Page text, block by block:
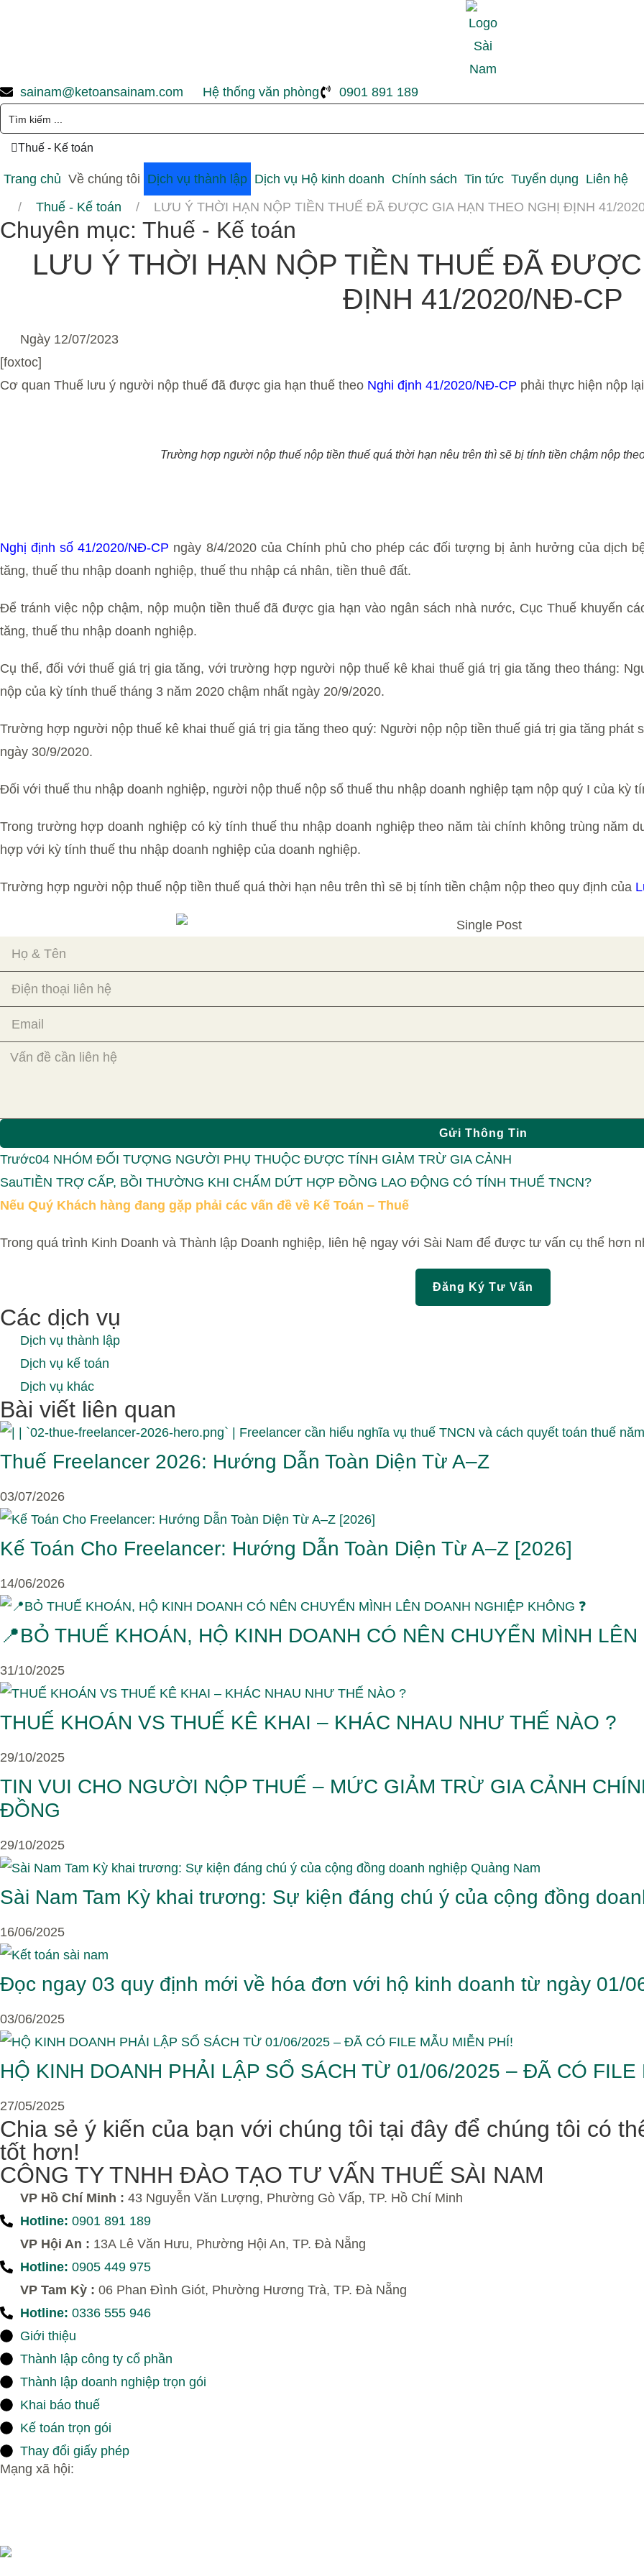
sainam@ketoansainam.com Hệ thống văn phòng 0901 891 189
Thuế - Kế toán
Trang chủ Về chúng tôi Dịch vụ thành lập Dịch vụ Hộ kinh doanh Chính sách Tin tức Tuyển dụng Liên hệ
Thuế - Kế toán
LƯU Ý THỜI HẠN NỘP TIỀN THUẾ ĐÃ ĐƯỢC GIA HẠN THEO NGHỊ ĐỊNH 41/
Chuyên mục: Thuế - Kế toán
LƯU Ý THỜI HẠN NỘP TIỀN THUẾ ĐÃ
ĐỊNH 41/2020/NĐ-CP
Ngày 12/07/2023
[foxtoc]
Cơ quan Thuế lưu ý người nộp thuế đã được gia hạn thuế theo Nghi định 41/2020/NĐ-CP phải thực hiện nộp
Trường hợp người nộp thuế nộp tiền thuế quá thời hạn nêu trên thì sẽ bị tính tiền chậm nộp
Nghị định số 41/2020/NĐ-CP ngày 8/4/2020 của Chính phủ cho phép các đối tượng bị ảnh hưởng của dịch
tăng, thuế thu nhập doanh nghiệp, thuế thu nhập cá nhân, tiền thuê đất.
Để tránh việc nộp chậm, nộp muộn tiền thuế đã được gia hạn vào ngân sách nhà nước, Cục Thuế khuyến
tăng, thuế thu nhập doanh nghiệp.
Cụ thể, đối với thuế giá trị gia tăng, với trường hợp người nộp thuế kê khai thuế giá trị gia tăng theo tháng:
nộp của kỳ tính thuế tháng 3 năm 2020 chậm nhất ngày 20/9/2020.
Trường hợp người nộp thuế kê khai thuế giá trị gia tăng theo quý: Người nộp nộp tiền thuế giá trị gia tăng phát
ngày 30/9/2020.
Đối với thuế thu nhập doanh nghiệp, người nộp thuế nộp số thuế thu nhập doanh nghiệp tạm nộp quý I của kỳ
Trong trường hợp doanh nghiệp có kỳ tính thuế thu nhập doanh nghiệp theo năm tài chính không trùng năm
hợp với kỳ tính thuế thu nhập doanh nghiệp của doanh nghiệp.
Trường hợp người nộp thuế nộp tiền thuế quá thời hạn nêu trên thì sẽ bị tính tiền chậm nộp theo quy định của
Gửi Thông Tin
Trước04 NHÓM ĐỐI TƯỢNG NGƯỜI PHỤ THUỘC ĐƯỢC TÍNH GIẢM TRỪ GIA CẢNH
SauTIỀN TRỢ CẤP, BỒI THƯỜNG KHI CHẤM DỨT HỢP ĐỒNG LAO ĐỘNG CÓ TÍNH THUẾ TNCN?
Nếu Quý Khách hàng đang gặp phải các vấn đề về Kế Toán – Thuế
Trong quá trình Kinh Doanh và Thành lập Doanh nghiệp, liên hệ ngay với Sài Nam để được tư vấn cụ thể hơn
Đăng Ký Tư Vấn
Các dịch vụ
Dịch vụ thành lập
Dịch vụ kế toán
Dịch vụ khác
Bài viết liên quan
Thuế Freelancer 2026: Hướng Dẫn Toàn Diện Từ A–Z
03/07/2026
Kế Toán Cho Freelancer: Hướng Dẫn Toàn Diện Từ A–Z [2026]
14/06/2026
📍BỎ THUẾ KHOÁN, HỘ KINH DOANH CÓ NÊN CHUYỂN MÌNH LÊN
31/10/2025
THUẾ KHOÁN VS THUẾ KÊ KHAI – KHÁC NHAU NHƯ THẾ NÀO ?
29/10/2025
TIN VUI CHO NGƯỜI NỘP THUẾ – MỨC GIẢM TRỪ GIA CẢNH
ĐỒNG
29/10/2025
Sài Nam Tam Kỳ khai trương: Sự kiện đáng chú ý của cộng đồng
16/06/2025
Đọc ngay 03 quy định mới về hóa đơn với hộ kinh doanh từ ngày 01/
03/06/2025
HỘ KINH DOANH PHẢI LẬP SỔ SÁCH TỪ 01/06/2025 – ĐÃ CÓ FILE
27/05/2025
Chia sẻ ý kiến của bạn với chúng tôi tại đây để chúng tôi có
tốt hơn!
CÔNG TY TNHH ĐÀO TẠO TƯ VẤN THUẾ SÀI NAM
VP Hồ Chí Minh : 43 Nguyễn Văn Lượng, Phường Gò Vấp, TP. Hồ Chí Minh
Hotline: 0901 891 189
VP Hội An : 13A Lê Văn Hưu, Phường Hội An, TP. Đà Nẵng
Hotline: 0905 449 975
VP Tam Kỳ : 06 Phan Đình Giót, Phường Hương Trà, TP. Đà Nẵng
Hotline: 0336 555 946
Giới thiệu
Thành lập công ty cổ phần
Thành lập doanh nghiệp trọn gói
Khai báo thuế
Kế toán trọn gói
Thay đổi giấy phép
Mạng xã hội: